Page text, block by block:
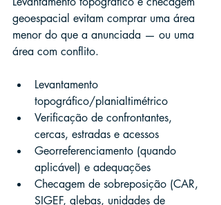
geoespacial evitam comprar uma área
menor do que a anunciada — ou uma
área com conflito.
Levantamento
topográfico/planialtimétrico
Verificação de confrontantes,
cercas, estradas e acessos
Georreferenciamento (quando
aplicável) e adequações
Checagem de sobreposição (CAR,
SIGEF, glebas, unidades de